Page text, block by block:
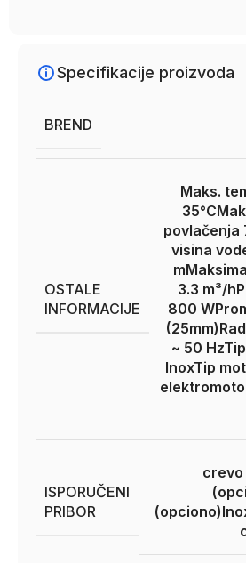
Specifikacije proizvoda
BREND
OSTALE
INFORMACIJE
Maks.
35°C
povlačenja
visina
m
3.3 m³/h
800 W
(25mm)
~ 50 Hz
InoxTip
ISPORUČENI
PRIBOR
crevo
(opciono)